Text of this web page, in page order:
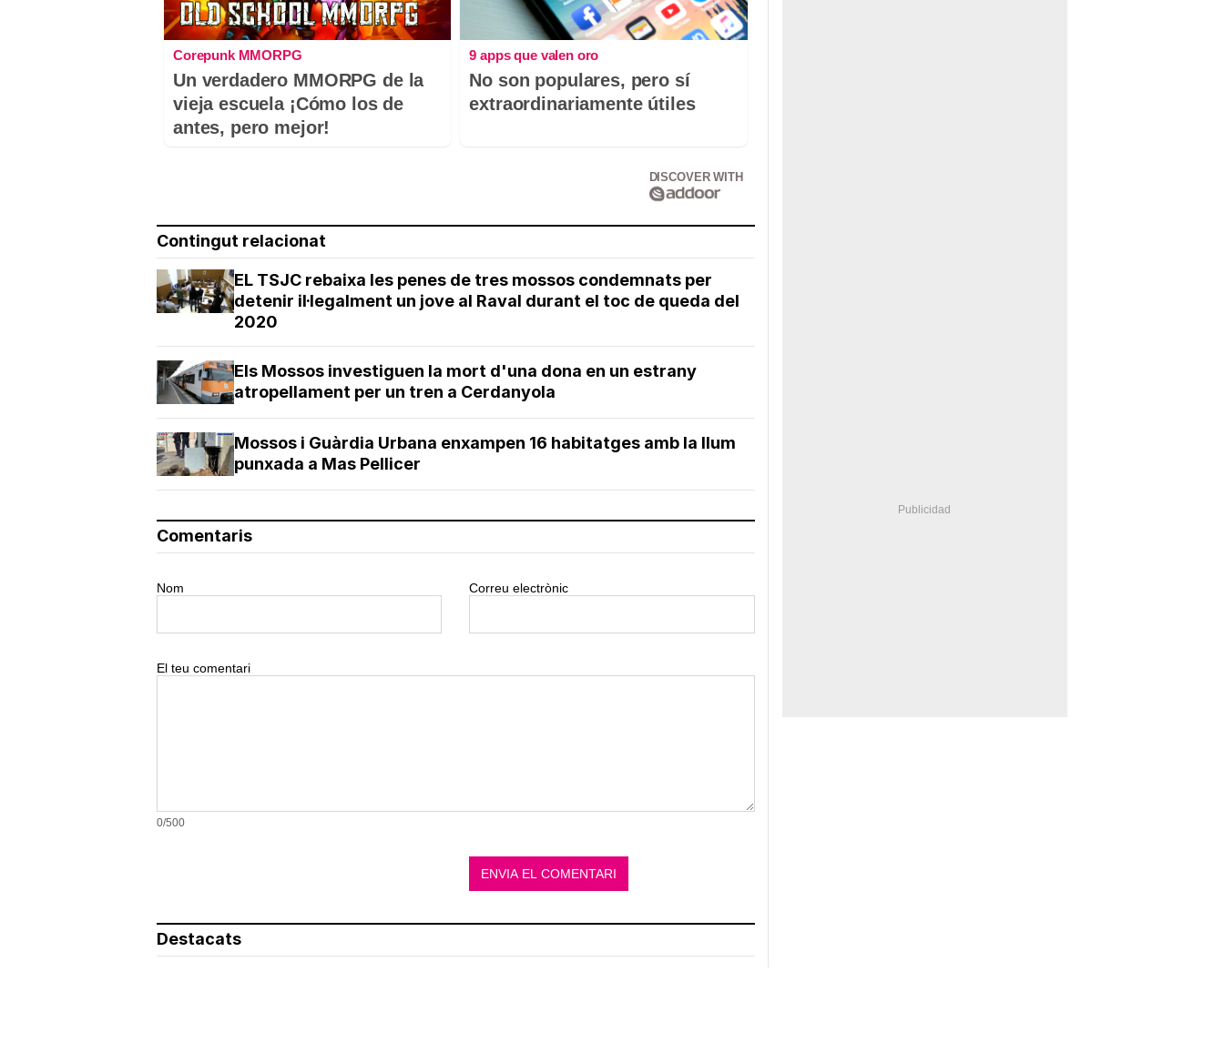
Corepunk MMORPG
Un verdadero MMORPG de la
vieja escuela ¡Cómo los de
antes, pero mejor!
9 apps que valen oro
No son populares, pero sí
extraordinariamente útiles
DISCOVER WITH
Contingut relacionat
EL TSJC rebaixa les penes de tres mossos condemnats per
detenir il·legalment un jove al Raval durant el toc de queda del
2020
Els Mossos investiguen la mort d'una dona en un estrany
atropellament per un tren a Cerdanyola
Mossos i Guàrdia Urbana enxampen 16 habitatges amb la llum
punxada a Mas Pellicer
Comentaris
Nom Correu electrònic
El teu comentari
0/500
Destacats